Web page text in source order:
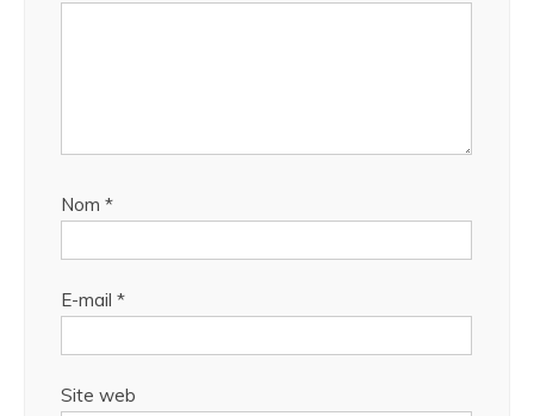
Nom *
E-mail *
Site web